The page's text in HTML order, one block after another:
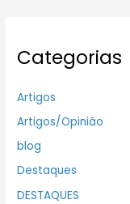
Categorias
Artigos
Artigos/Opinião
blog
Destaques
DESTAQUES